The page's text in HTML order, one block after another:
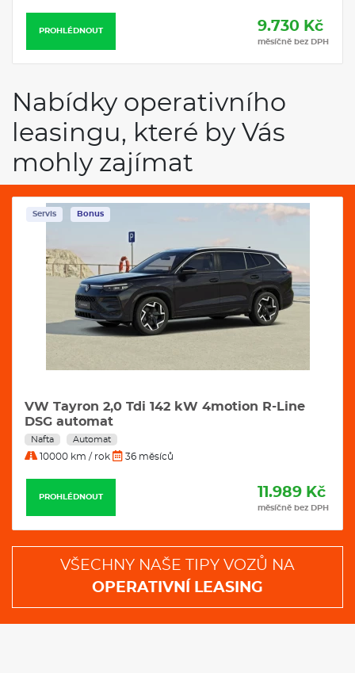
PROHLÉDNOUT 9.730 Kč
měsíčně bez DPH
Nabídky operativního
leasingu, které by Vás
mohly zajímat
Servis Bonus
VW Tayron 2,0 Tdi 142 kW 4motion R-Line
DSG automat
Nafta Automat
10000 km / rok 36 měsíců
PROHLÉDNOUT 11.989 Kč
měsíčně bez DPH
VŠECHNY NAŠE TIPY VOZŮ NA
OPERATIVNÍ LEASING